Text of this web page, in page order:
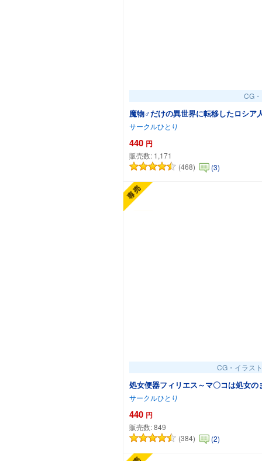
CG
魔物♂だけの異世界に転移したロシア
サークルひとり
440 円
販売数: 1,171
(468)
(3)
CG・イラスト
処女便器フィリエス～マ〇コは処女
サークルひとり
440 円
販売数:849
(384)
(2)